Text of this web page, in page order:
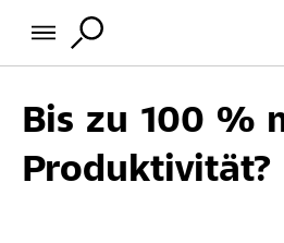
Bis zu 100 %
Produktivität?